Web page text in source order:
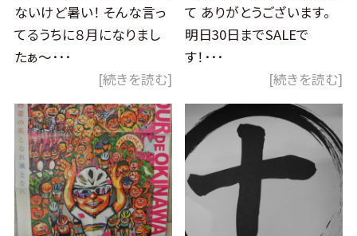
ないけど暑い！ そんな言っ
てるうちに８月になりまし
たぁ～･･･
[続きを読む]
て ありがとうございます。
明日30日までSALEで
す！･･･
[続きを読む]